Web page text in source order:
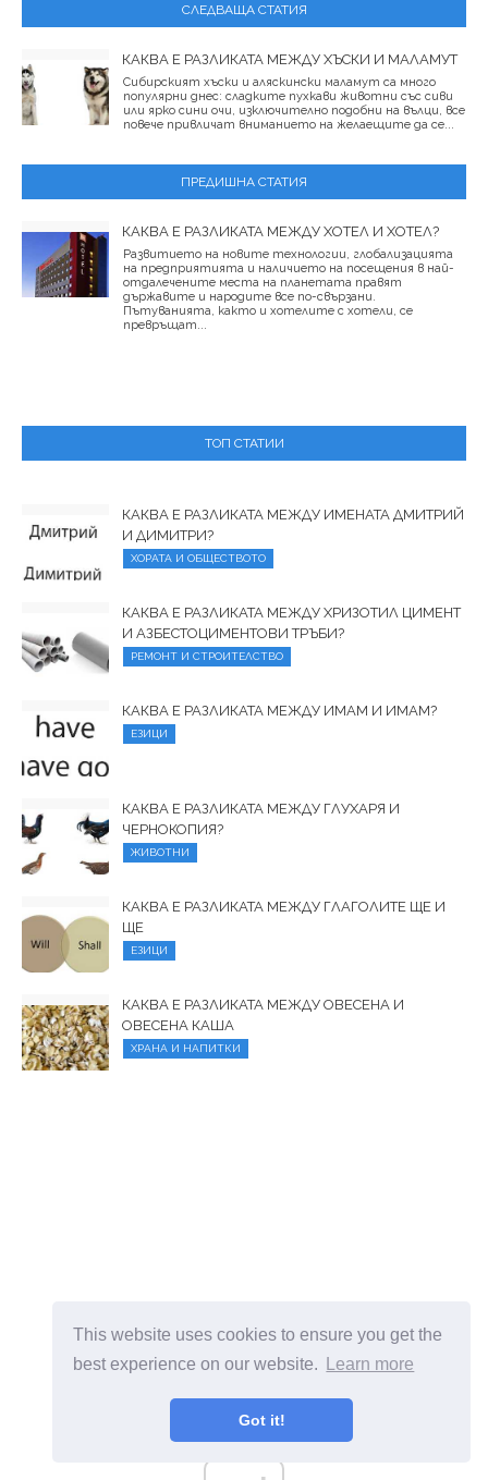
This website uses cookies to ensure you get the
best experience on our website.
Learn more
Got it!
СЛЕДВАЩА СТАТИЯ
КАКВА Е РАЗЛИКАТА МЕЖДУ ХЪСКИ И МАЛАМУТ
Сибирският хъски и аляскински маламут са много
популярни днес: сладките пухкави животни със сиви
или ярко сини очи, изключително подобни на вълци, все
повече привличат вниманието на желаещите да се...
ПРЕДИШНА СТАТИЯ
КАКВА Е РАЗЛИКАТА МЕЖДУ ХОТЕЛ И ХОТЕЛ?
Развитието на новите технологии, глобализацията
на предприятията и наличието на посещения в най-
отдалечените места на планетата правят
държавите и народите все по-свързани.
Пътуванията, както и хотелите с хотели, се
превръщат...
ТОП СТАТИИ
КАКВА Е РАЗЛИКАТА МЕЖДУ ИМЕНАТА ДМИТРИЙ
И ДИМИТРИ?
ХОРАТА И ОБЩЕСТВОТО
КАКВА Е РАЗЛИКАТА МЕЖДУ ХРИЗОТИЛ ЦИМЕНТ
И АЗБЕСТОЦИМЕНТОВИ ТРЪБИ?
РЕМОНТ И СТРОИТЕЛСТВО
КАКВА Е РАЗЛИКАТА МЕЖДУ ИМАМ И ИМАМ?
ЕЗИЦИ
КАКВА Е РАЗЛИКАТА МЕЖДУ ГЛУХАРЯ И
ЧЕРНОКОПИЯ?
ЖИВОТНИ
КАКВА Е РАЗЛИКАТА МЕЖДУ ГЛАГОЛИТЕ ЩЕ И
ЩЕ
ЕЗИЦИ
КАКВА Е РАЗЛИКАТА МЕЖДУ ОВЕСЕНА И
ОВЕСЕНА КАША
ХРАНА И НАПИТКИ